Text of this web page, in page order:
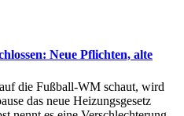
Neue Pflichten, alte
die Fußball-WM schaut, wird
das neue Heizungsgesetz